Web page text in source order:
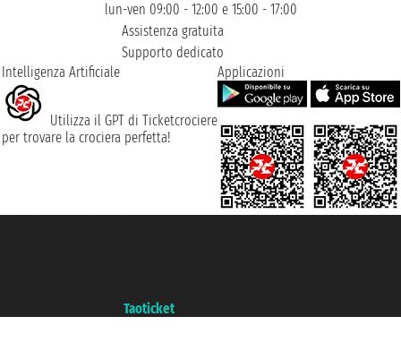
lun-ven 09:00 - 12:00 e 15:00 - 17:00
Assistenza gratuita
Supporto dedicato
Intelligenza Artificiale
Utilizza il GPT di Ticketcrociere
per trovare la crociera perfetta!
Applicazioni
Taoticket